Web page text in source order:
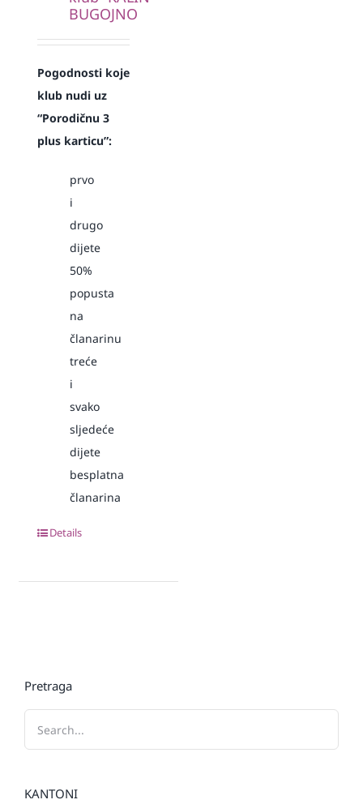
BUGOJNO
Pogodnosti koje
klub nudi uz
“Porodičnu 3
plus karticu”:
prvo
i
drugo
dijete
50%
popusta
na
članarinu
treće
i
svako
sljedeće
dijete
besplatna
članarina
Details
Pretraga
KANTONI